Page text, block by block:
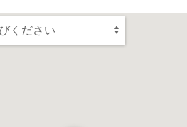
ください